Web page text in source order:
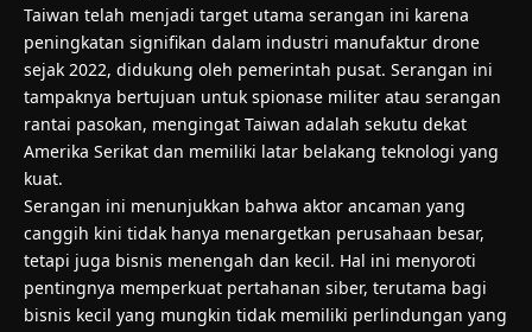
Taiwan telah menjadi target utama serangan ini karena
peningkatan signifikan dalam industri manufaktur drone
sejak 2022, didukung oleh pemerintah pusat. Serangan ini
tampaknya bertujuan untuk spionase militer atau serangan
rantai pasokan, mengingat Taiwan adalah sekutu dekat
Amerika Serikat dan memiliki latar belakang teknologi yang
kuat.
Serangan ini menunjukkan bahwa aktor ancaman yang
canggih kini tidak hanya menargetkan perusahaan besar,
tetapi juga bisnis menengah dan kecil. Hal ini menyoroti
pentingnya memperkuat pertahanan siber, terutama bagi
bisnis kecil yang mungkin tidak memiliki perlindungan yang